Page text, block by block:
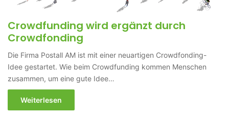
Crowdfunding wird ergänzt durch
Crowdfonding
Die Firma Postall AM ist mit einer neuartigen Crowdfonding-
Idee gestartet. Wie beim Crowdfunding kommen Menschen
zusammen, um eine gute Idee…
Weiterlesen